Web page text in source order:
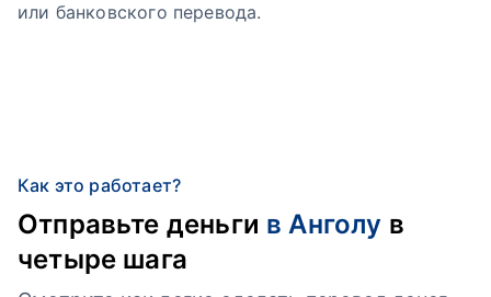
или банковского перевода.
Как это работает?
Отправьте деньги в Анголу в
четыре шага